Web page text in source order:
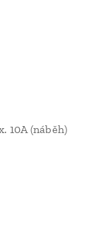
10A (náběh)